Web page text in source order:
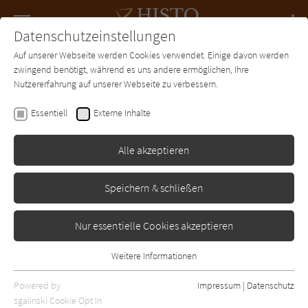
SUCHE Forum Charts Newsletter
Andreas Liebert
Mein Vater, der Kantor
Droemer-Knaur
Datenschutzeinstellungen
Auf unserer Webseite werden Cookies verwendet. Einige davon werden
zwingend benötigt, während es uns andere ermöglichen, Ihre
Nutzererfahrung auf unserer Webseite zu verbessern.
Essentiell Externe Inhalte
Alle akzeptieren
Speichern & schließen
Nur essentielle Cookies akzeptieren
Essentielle Cookies werden für grundlegende Funktionen der
Webseite benötigt. Dadurch ist gewährleistet, dass die Webseite
Weitere Informationen
Powered by
sgalinski Cookie Opt In
Impressum | Datenschutz